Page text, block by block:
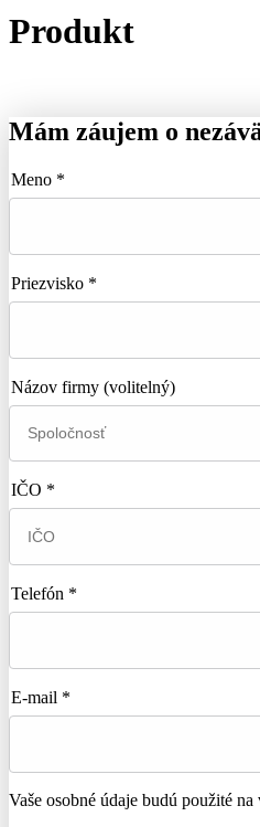
Produkt
Mám záujem o
Meno *
Priezvisko *
Názov firmy (volitelný)
IČO *
Telefón *
E-mail *
Vaše osobné údaje budú použité